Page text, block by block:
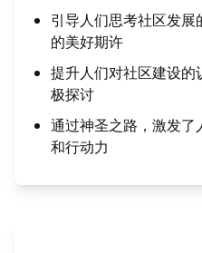
引导人们思考社区发
的美好期许
提升人们对社区建设的
极探讨
通过神圣之路，激发了
和行动力